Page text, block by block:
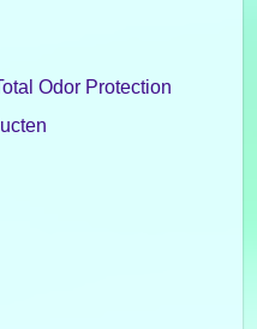
Odor Protection